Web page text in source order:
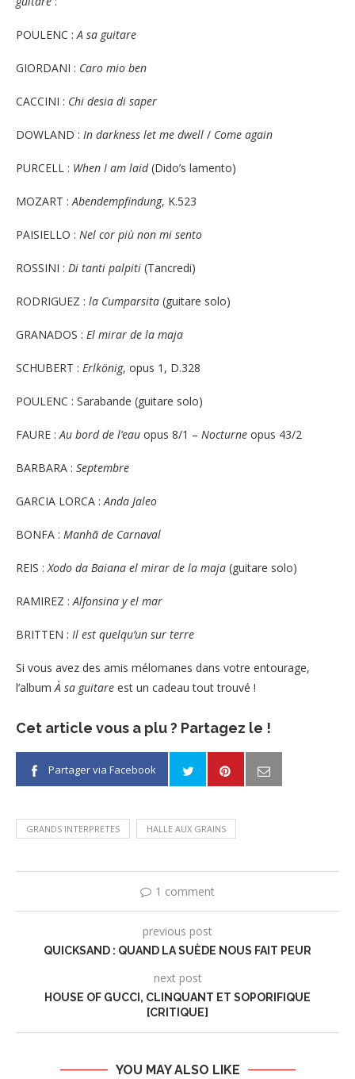
POULENC :A sa guitare
GIORDANI : Caro mio ben
CACCINI : Chi desia di saper
DOWLAND : In darkness let me dwell / Come again
PURCELL : When I am laid(Dido’s lamento)
MOZART :Abendempfindung, K.523
PAISIELLO : Nel cor più non mi sento
ROSSINI : Di tanti palpiti (Tancredi)
RODRIGUEZ : la Cumparsita (guitare solo)
GRANADOS : El mirar de la maja
SCHUBERT : Erlkönig, opus 1, D.328
POULENC : Sarabande (guitare solo)
FAURE :Au bord de l’eau opus 8/1 – Nocturne opus 43/2
BARBARA : Septembre
GARCIA LORCA :Anda Jaleo
BONFA : Manhã de Carnaval
REIS :Xodo da Baiana el mirar de la maja (guitare solo)
RAMIREZ :Alfonsina y el mar
BRITTEN : Il est quelqu’un sur terre
Si vous avez des amis mélomanes dans votre entourage,
l’albumÀ sa guitare est un cadeau tout trouvé !
Cet article vous a plu ? Partagez le !
Partager via Facebook
GRANDS INTERPRETES HALLE AUX GRAINS
1 comment
previous post
QUICKSAND : QUAND LA SUÈDE NOUS FAIT PEUR
next post
HOUSE OF GUCCI, CLINQUANT ET SOPORIFIQUE
[CRITIQUE]
YOU MAY ALSO LIKE